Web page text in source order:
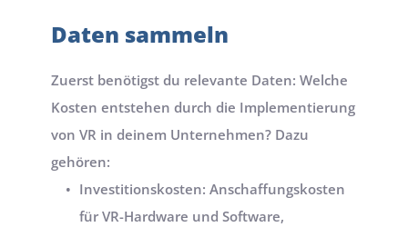
Daten sammeln
Zuerst benötigst du relevante Daten: Welche
Kosten entstehen durch die Implementierung
von VR in deinem Unternehmen? Dazu
gehören:
Investitionskosten: Anschaffungskosten
für VR-Hardware und Software,